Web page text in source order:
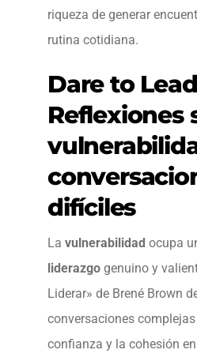
riqueza de generar
rutina cotidiana.
Dare to
Reflexiones
difíciles
La vulnerabilidad ocupa
liderazgo genuino y
Liderar» de Brené Brown
conversaciones
confianza y la cohesión